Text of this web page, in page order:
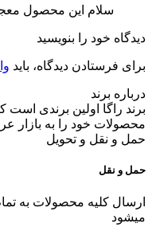
سلام این محصول
دیدگاه خود را بنویسید
برای فرستادن دیدگاه، باید
درباره برند
برند راگا اولین برندی است
محصولات خود را به بازار
حمل و نقل و تحویل
حمل و نقل
ارسال کلیه محصولات به
میشود